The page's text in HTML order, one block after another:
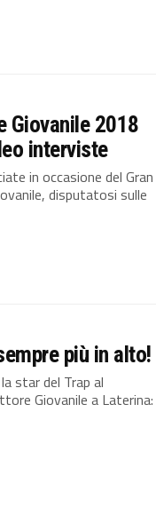
Giovanile 2018
interviste
in occasione del Gran
disputatosi sulle
più in alto!
star del Trap al
Giovanile a Laterina: